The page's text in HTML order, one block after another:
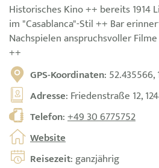
Historisches Kino ++ bereits 1914
im "Casablanca"-Stil ++ Bar
Nachspielen anspruchsvoller
++
GPS-Koordinaten: 52.435566,
Adresse: Friedenstraße 12,
Telefon:+49 30 6775752
Website
Reisezeit: ganzjährig